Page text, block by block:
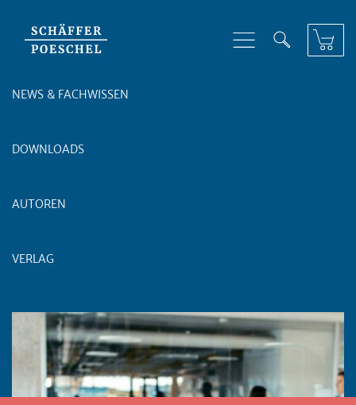
NEWS & FACHWISSEN
DOWNLOADS
AUTOREN
VERLAG